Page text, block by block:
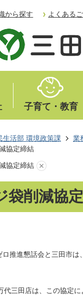
から探す よくある
子育て・教育
生活部 環境政策課 業
協定締結
協定締結
袋削減協
推進懇話会と三田市は
代三田店は、この協定